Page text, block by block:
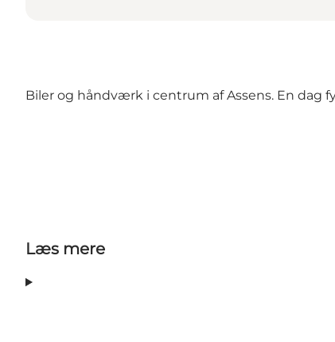
Biler og håndværk i centrum af Assens. En
Læs mere